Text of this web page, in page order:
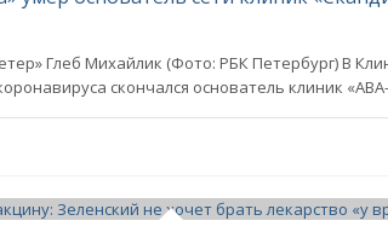
Глеб Михайлик (Фото: РБК Петербург) В
скончался основатель клиник